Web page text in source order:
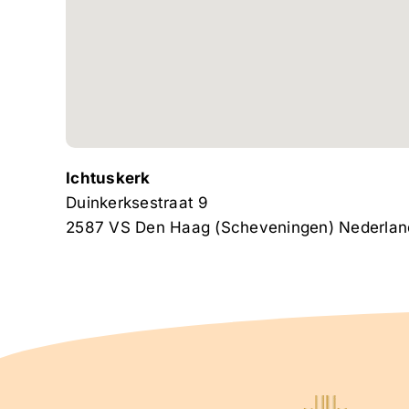
Ichtuskerk
Duinkerksestraat 9
2587 VS Den Haag (Scheveningen)